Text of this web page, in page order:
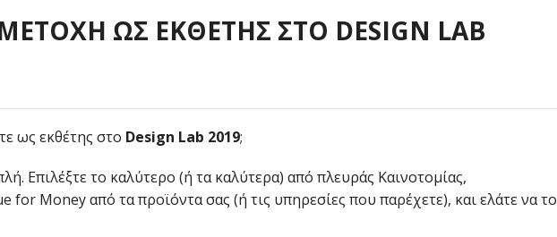
ΩΣ ΕΚΘΕΤΗΣ ΣΤΟ DESIGN LAB
ως εκθέτης στο Design Lab 2019;
Επιλέξτε το καλύτερο (ή τα καλύτερα) από πλευράς Καινοτομίας,
for Money από τα προϊόντα σας (ή τις υπηρεσίες που παρέχετε), και ελάτε να το